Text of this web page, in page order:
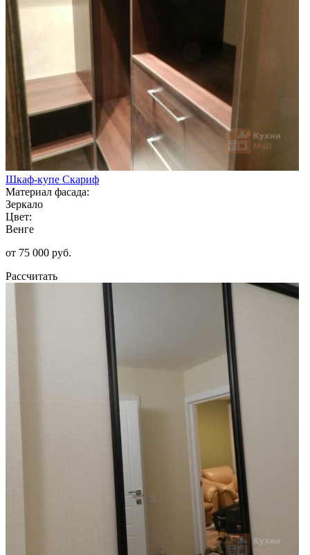
Шкаф-купе Скариф
Материал фасада:
Зеркало
Цвет:
Венге
от 75 000 руб.
Рассчитать